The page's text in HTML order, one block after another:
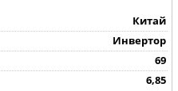
Китай
Инвертор
69
6,85